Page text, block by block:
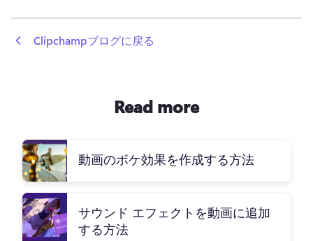
Clipchampブログに戻る
Read more
動画のボケ効果を作成する方法
サウンド エフェクトを動画に追加
する方法